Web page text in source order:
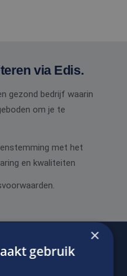
via Edis.
gezond bedrijf waarin
om je te
met het
en kwaliteiten
met Bärbel.
×
gebruik